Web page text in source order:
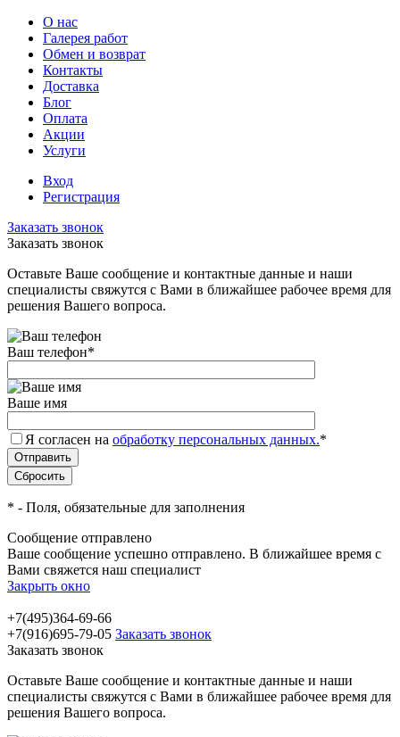
О нас
Галерея работ
Обмен и возврат
Контакты
Доставка
Блог
Оплата
Акции
Услуги
Вход
Регистрация
Заказать звонок
Заказать звонок
Оставьте Ваше сообщение и контактные данные и наши
специалисты свяжутся с Вами в ближайшее рабочее время для
решения Вашего вопроса.
Ваш телефон*
Ваше имя
Я согласен на обработку персональных данных.*
* - Поля, обязательные для заполнения
Сообщение отправлено
Ваше сообщение успешно отправлено. В ближайшее время с
Вами свяжется наш специалист
Закрыть окно
+7(495)364-69-66
+7(916)695-79-05 Заказать звонок
Заказать звонок
Оставьте Ваше сообщение и контактные данные и наши
специалисты свяжутся с Вами в ближайшее рабочее время для
решения Вашего вопроса.